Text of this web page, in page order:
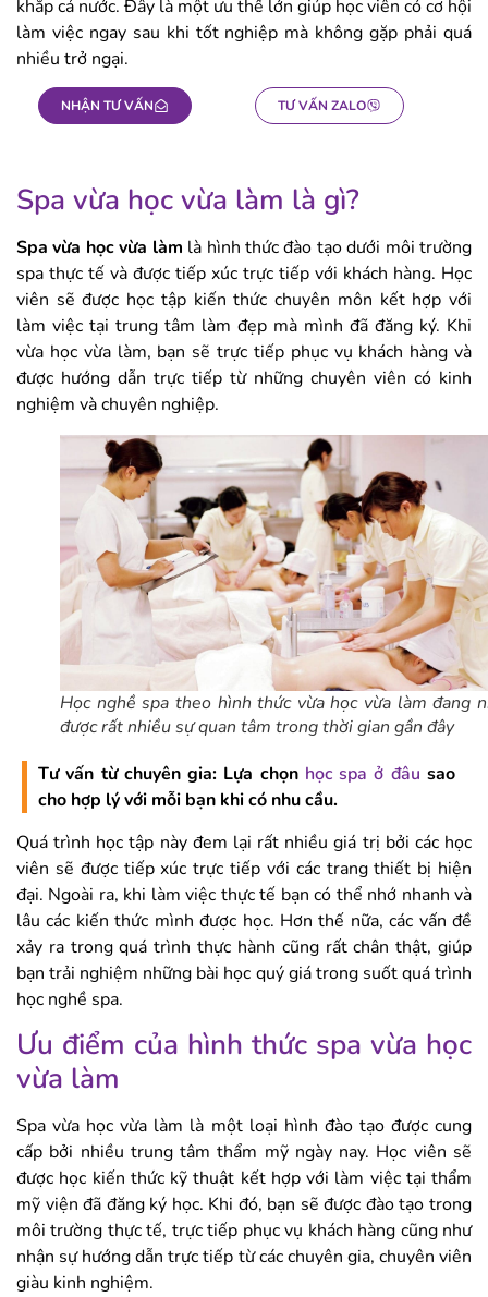
khắp cả nước. Đây là một ưu thế lớn giúp học viên có cơ hội
làm việc ngay sau khi tốt nghiệp mà không gặp phải quá
nhiều trở ngại.
NHẬN TƯ VẤN TƯ VẤN ZALO
Spa vừa học vừa làm là gì?
Spa vừa học vừa làm là hình thức đào tạo dưới môi trường
spa thực tế và được tiếp xúc trực tiếp với khách hàng. Học
viên sẽ được học tập kiến thức chuyên môn kết hợp với
làm việc tại trung tâm làm đẹp mà mình đã đăng ký. Khi
vừa học vừa làm, bạn sẽ trực tiếp phục vụ khách hàng và
được hướng dẫn trực tiếp từ những chuyên viên có kinh
nghiệm và chuyên nghiệp.
Học nghề spa theo hình thức vừa học vừa làm đang
được rất nhiều sự quan tâm trong thời gian gần đây
Tư vấn từ chuyên gia: Lựa chọn học spa ở đâu sao
cho hợp lý với mỗi bạn khi có nhu cầu.
Quá trình học tập này đem lại rất nhiều giá trị bởi các học
viên sẽ được tiếp xúc trực tiếp với các trang thiết bị hiện
đại. Ngoài ra, khi làm việc thực tế bạn có thể nhớ nhanh và
lâu các kiến thức mình được học. Hơn thế nữa, các vấn đề
xảy ra trong quá trình thực hành cũng rất chân thật, giúp
bạn trải nghiệm những bài học quý giá trong suốt quá trình
học nghề spa.
Ưu điểm của hình thức spa vừa học
vừa làm
Spa vừa học vừa làm là một loại hình đào tạo được cung
cấp bởi nhiều trung tâm thẩm mỹ ngày nay. Học viên sẽ
được học kiến ​​thức kỹ thuật kết hợp với làm việc tại thẩm
mỹ viện đã đăng ký học. Khi đó, bạn sẽ được đào tạo trong
môi trường thực tế, trực tiếp phục vụ khách hàng cũng như
nhận sự hướng dẫn trực tiếp từ các chuyên gia, chuyên viên
giàu kinh nghiệm.